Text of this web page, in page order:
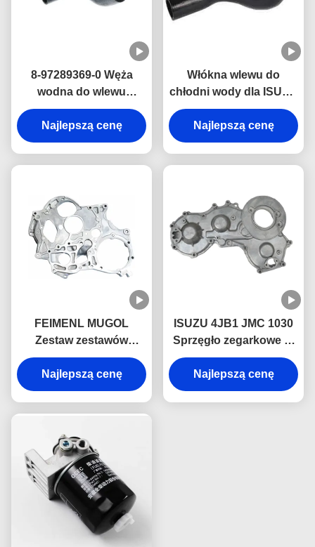
8-97289369-0 Węża
wodna do wlewu
chłodnicy do części
silnika ISUZU 4JH1
Najlepszą cenę
Włókna wlewu do
chłodni wody dla ISUZU
4JB1NA 8-97147473-0
Części silnika
Najlepszą cenę
FEIMENL MUGOL
Zestaw zestawów
czasowniczych dla
ISUZU 4JB1 JMC 1030
8-94155361-0 Części
Najlepszą cenę
ISUZU 4JB1 JMC 1030
Sprzęgło zegarkowe 8-
94155360-0
Najlepszą cenę